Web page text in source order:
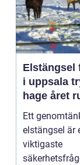
Elstängsel
i uppsala trygg
hage året
Ett
elstängsel är
viktigaste